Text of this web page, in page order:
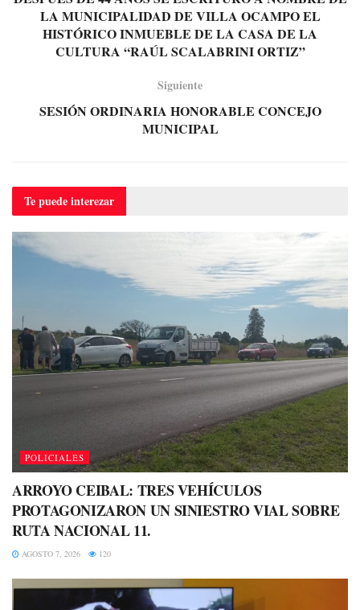
LA MUNICIPALIDAD DE VILLA OCAMPO EL
HISTÓRICO INMUEBLE DE LA CASA DE LA
CULTURA “RAÚL SCALABRINI ORTIZ”
Siguiente
SESIÓN ORDINARIA HONORABLE CONCEJO
MUNICIPAL
Te puedeinterezar
POLICIALES
ARROYO CEIBAL: TRES VEHÍCULOS
PROTAGONIZARON UN SINIESTRO VIAL SOBRE
RUTA NACIONAL 11.
AGOSTO 7, 2026 120